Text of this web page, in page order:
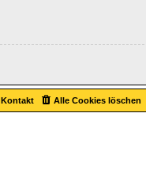
Alle Cookies löschen
Kontakt